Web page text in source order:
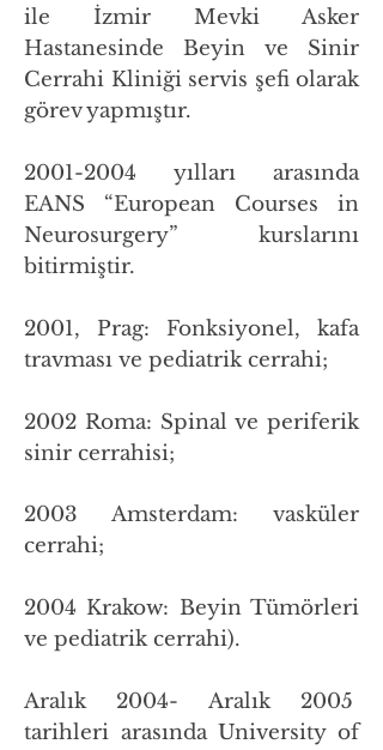
ile İzmir Mevki Asker
Hastanesinde Beyin ve Sinir
Cerrahi Kliniği servis şefi olarak
görev yapmıştır.
2001-2004 yılları arasında
EANS “European Courses in
Neurosurgery” kurslarını
bitirmiştir.
2001, Prag: Fonksiyonel, kafa
travması ve pediatrik cerrahi;
2002 Roma: Spinal ve periferik
sinir cerrahisi;
2003 Amsterdam: vasküler
cerrahi;
2004 Krakow: Beyin Tümörleri
ve pediatrik cerrahi).
Aralık 2004- Aralık 2005
tarihleri arasında University of